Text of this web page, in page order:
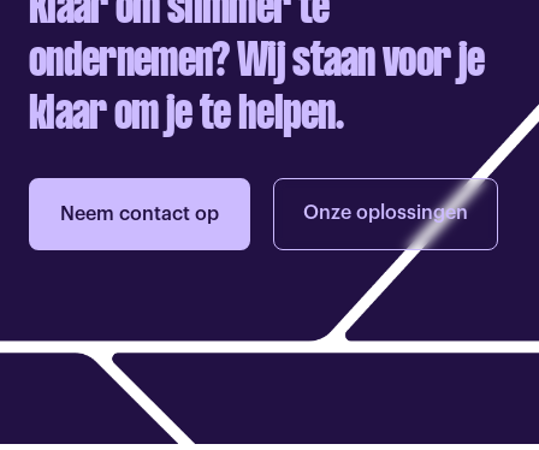
ondernemen? Wij staan voor je
klaar om je te helpen.
Neem contact op Onze oplossingen